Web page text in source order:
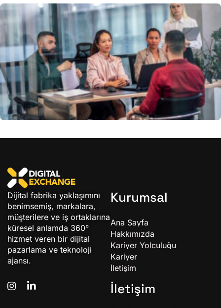
Dijital fabrika yaklaşımını
benimsemiş, markalara,
müşterilere ve iş ortaklarına
küresel anlamda 360°
hizmet veren bir dijital
pazarlama ve teknoloji
ajansı.
Kurumsal
Ana Sayfa
Hakkımızda
Kariyer Yolculuğu
Kariyer
İletişim
İletişim